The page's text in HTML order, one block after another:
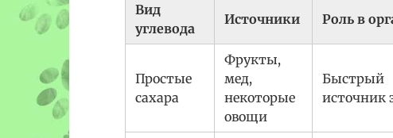
Вид
углевода
Источники Роль в
Простые
сахара
Фрукты,
мед,
некоторые
овощи
Быстрый
источник